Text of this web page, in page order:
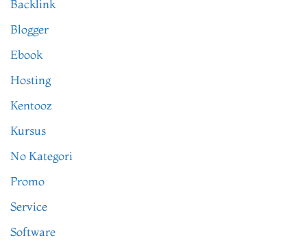
Backlink
Blogger
Ebook
Hosting
Kentooz
Kursus
No Kategori
Promo
Service
Software